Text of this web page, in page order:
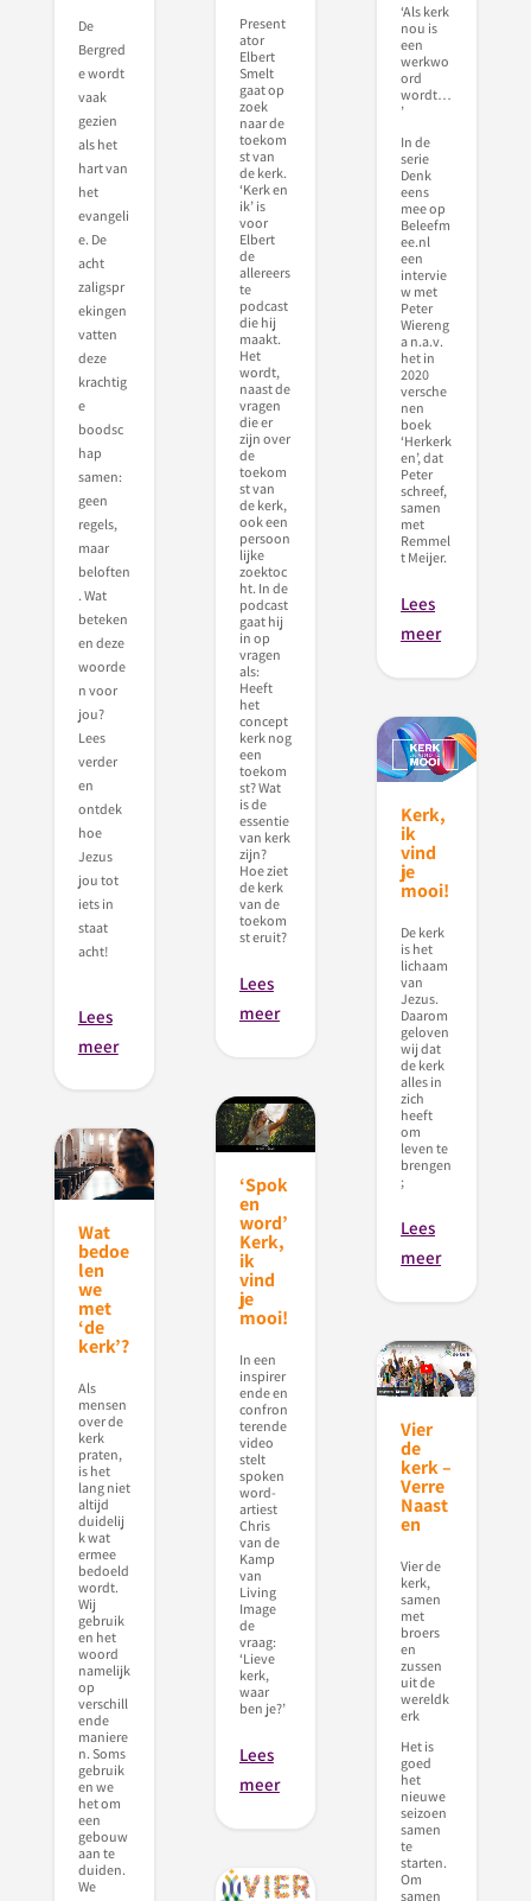
De
Bergred
e wordt
vaak
gezien
als het
hart van
het
evangeli
e. De
acht
zaligspr
ekingen
vatten
deze
krachtig
e
boodsc
hap
samen:
geen
regels,
maar
beloften
. Wat
beteken
en deze
woorde
n voor
jou?
Lees
verder
en
ontdek
hoe
Jezus
jou tot
iets in
staat
acht!
Lees
meer
Present
ator
Elbert
Smelt
gaat op
zoek
naar de
toekom
st van
de kerk.
‘Kerk en
ik’ is
voor
Elbert
de
allereers
te
podcast
die hij
maakt.
Het
wordt,
naast de
vragen
die er
zijn over
de
toekom
st van
de kerk,
ook een
persoon
lijke
zoektoc
ht. In de
podcast
gaat hij
in op
vragen
als:
Heeft
het
concept
kerk nog
een
toekom
st? Wat
is de
essentie
van kerk
zijn?
Hoe ziet
de kerk
van de
toekom
st eruit?
Lees
meer
‘Als kerk
nou is
een
werkwo
ord
wordt…
’
In de
serie
Denk
eens
mee op
Beleefm
ee.nl
een
intervie
w met
Peter
Wiereng
a n.a.v.
het in
2020
versche
nen
boek
‘Herkerk
en’, dat
Peter
schreef,
samen
met
Remmel
t Meijer.
Lees
meer
Kerk,
ik
vind
je
mooi!
De kerk
is het
lichaam
van
Jezus.
Daarom
geloven
wij dat
de kerk
alles in
zich
heeft
om
leven te
brengen
;
Lees
meer
‘Spok
en
word’
Kerk,
ik
vind
je
mooi!
In een
inspirer
ende en
confron
terende
video
stelt
spoken
word-
artiest
Chris
van de
Kamp
van
Living
Image
de
vraag:
‘Lieve
kerk,
waar
ben je?’
Lees
meer
Wat
bedoe
len
we
met
‘de
kerk’?
Als
mensen
over de
kerk
praten,
is het
lang niet
altijd
duidelij
k wat
ermee
bedoeld
wordt.
Wij
gebruik
en het
woord
namelijk
op
verschill
ende
maniere
n. Soms
gebruik
en we
het om
een
gebouw
aan te
duiden.
We
Vier
de
kerk –
Verre
Naast
en
Vier de
kerk,
samen
met
broers
en
zussen
uit de
wereldk
erk
Het is
goed
het
nieuwe
seizoen
samen
te
starten.
Om
samen